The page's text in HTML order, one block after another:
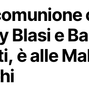
Blasi e
è alle